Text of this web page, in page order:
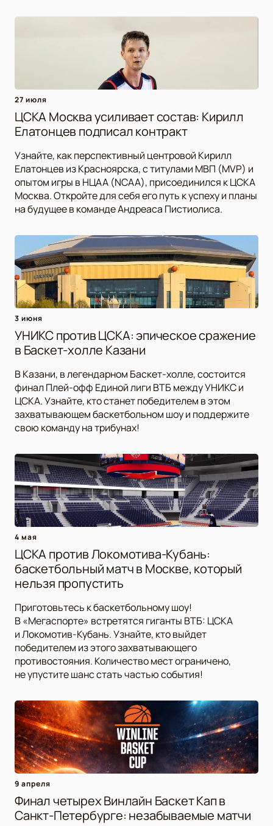
27 июля
ЦСКА Москва усиливает состав: Кирилл
Елатонцев подписал контракт
Узнайте, как перспективный центровой Кирилл
Елатонцев из Красноярска, с титулами МВП (MVP) и
опытом игры в НЦАА (NCAA), присоединился к ЦСКА
Москва. Откройте для себя его путь к успеху и планы
на будущее в команде Андреаса Пистиолиса.
3 июня
УНИКС против ЦСКА: эпическое сражение
в Баскет-холле Казани
В Казани, в легендарном Баскет-холле, состоится
финал Плей-офф Единой лиги ВТБ между УНИКС и
ЦСКА. Узнайте, кто станет победителем в этом
захватывающем баскетбольном шоу и поддержите
свою команду на трибунах!
4 мая
ЦСКА против Локомотива-Кубань:
баскетбольный матч в Москве, который
нельзя пропустить
Приготовьтесь к баскетбольному шоу!
В «Мегаспорте» встретятся гиганты ВТБ: ЦСКА
и Локомотив-Кубань. Узнайте, кто выйдет
победителем из этого захватывающего
противостояния. Количество мест ограничено,
не упустите шанс стать частью события!
9 апреля
Финал четырех Винлайн Баскет Кап в
Санкт-Петербурге: незабываемые матчи